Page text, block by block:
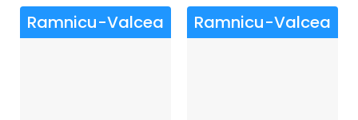
Ramnicu-Valcea Ramnicu-Valcea